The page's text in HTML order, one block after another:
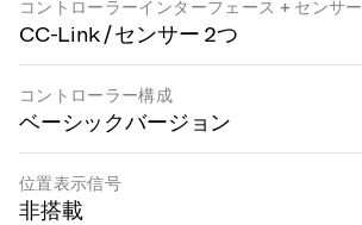
コントローラーインターフェース + センサー
CC-Link / センサー 2つ
コントローラー構成
ベーシックバージョン
位置表示信号
非搭載